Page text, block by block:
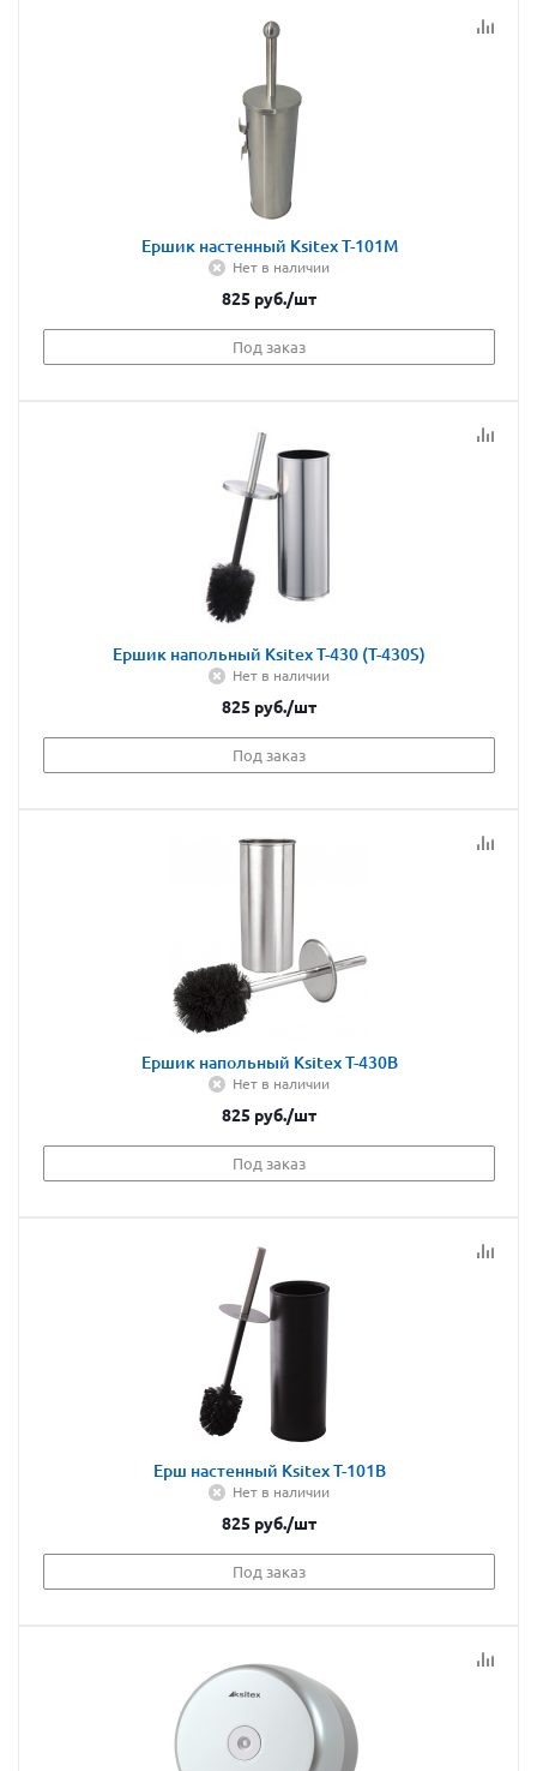
Ершик настенный Ksitex T-101М
Нет в наличии
825 руб./шт
Под заказ
Ершик напольный Ksitex T-430 (Т-430S)
Нет в наличии
825 руб./шт
Под заказ
Ершик напольный Ksitex T-430B
Нет в наличии
825 руб./шт
Под заказ
Ерш настенный Ksitex T-101B
Нет в наличии
825 руб./шт
Под заказ